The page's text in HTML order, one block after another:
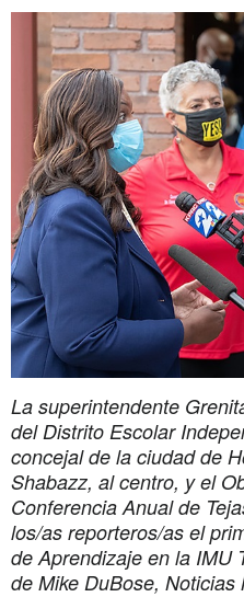
La superintendente
del Distrito Escolar
concejal de la ciudad de
Shabazz, al centro, y el
Conferencia Anual de
los/as reporteros/as el
de Aprendizaje en la IMU
de Mike DuBose, Noticias